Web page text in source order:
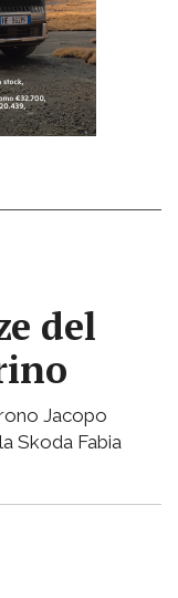
del
Jacopo
Skoda Fabia